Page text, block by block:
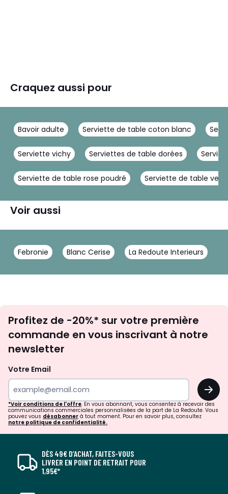
Craquez aussi pour
Bavoir adulte Serviette de table coton blanc
Serviette vichy Serviettes de table dorées
Serviette de table rose poudré Serviette de table
Voir aussi
Febronie Blanc Cerise La Redoute Interieurs
newsletter
Profitez de -20%* sur votre première
commande en vous inscrivant à notre
newsletter
Votre Email
OK
*Voir conditions de l'offre. En vous abonnant, vous consentez à recevoir des
communications commerciales personnalisées de la part de La Redoute. Vous
pouvez vous désabonner à tout moment. Pour en savoir plus, consultez
notre politique de confidentialité.
DÈS 49€ D’ACHAT, FAITES-VOUS
LIVRER EN POINT DE RETRAIT POUR
1,95€*